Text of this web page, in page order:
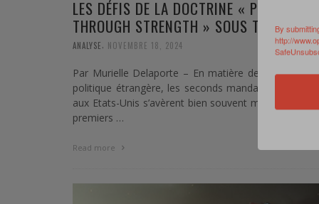
LES DÉFIS DE LA DOCTRINE « PEACE
THROUGH STRENGTH » SOUS TRUMP II
ANALYSE NOVEMBRE 18, 2024
Par Murielle Delaporte – En matière de défense et
politique étrangère, les seconds mandats
aux Etats-Unis s’avèrent bien souvent meilleurs que
premiers …
Read more
By
http://